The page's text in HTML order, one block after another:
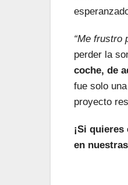
“Me frustro
perder la
coche, de
fue solo
proyecto
¡Si
en